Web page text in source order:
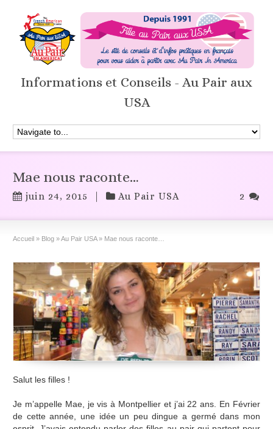
Informations et Conseils - Au Pair aux
USA
Mae nous raconte…
juin 24, 2015 Au Pair USA 2
Accueil » Blog »Au Pair USA » Mae nous raconte…
Salut les filles !
Je m’appelle Mae, je vis à Montpellier et j’ai 22 ans. En Février
de cette année, une idée un peu dingue a germé dans mon